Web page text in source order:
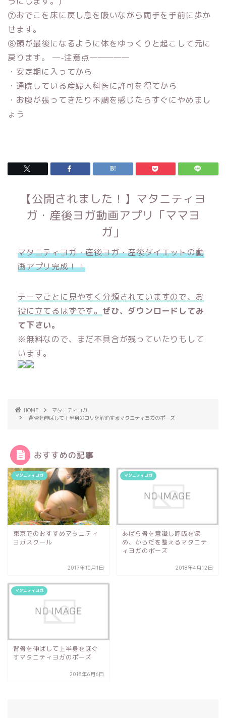
⑦おでこを床に戻し息を吸いながら両手を手前に歩か
せます。
⑧頭が最後になるように体をゆっくりと起こして元に
戻ります。 —-注意点—————
・安定期に入ってから
・通院している産婦人科医に許可を得てから
・お腹が張ってきたり不調を感じたらすぐにやめまし
ょう
【公開されました！】マタニティヨ
ガ・産後ヨガ動画アプリ「ママヨ
ガ」
マタニティヨガ・産後ヨガ・産後ダイエットの動
画アプリ完成！！
テーマごとに見やすく分類されていますので、お
役に立てるはずです。 ぜひ、ダウンロードしてみ
て下さい。
※無料なので、まだ不具合が残っていたりもして
います。
HOME
マタニティヨガ
背骨を伸ばして上半身のコリを解消するマタニティヨガのポーズ
おすすめの記事
マタニティヨガ
東京でのおすすめマタニティ
ヨガスクール
2017年10月1日
マタニティヨガ
あばら骨を意識し呼吸を深
め、からだを整えるマタニテ
ィヨガのポーズ
2018年4月12日
マタニティヨガ
背骨を伸ばして上半身をほぐ
すマタニティヨガのポーズ
2018年6月6日